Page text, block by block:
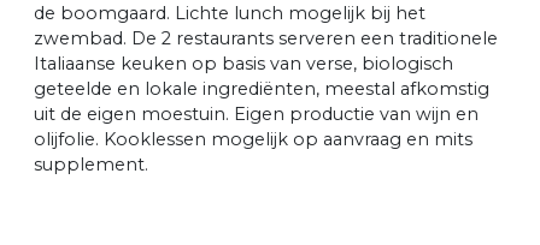
de boomgaard. Lichte lunch mogelijk bij het
zwembad. De 2 restaurants serveren een traditionele
Italiaanse keuken op basis van verse, biologisch
geteelde en lokale ingrediënten, meestal afkomstig
uit de eigen moestuin. Eigen productie van wijn en
olijfolie. Kooklessen mogelijk op aanvraag en mits
supplement.